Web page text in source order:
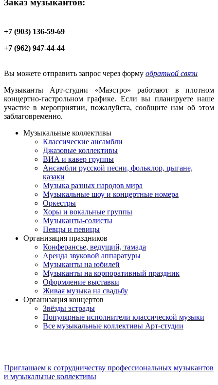
+7 (903) 136-59-69
+7 (962) 947-44-44
Вы можете отправить запрос через форму обратной связи
Музыканты Арт-студии «Маэстро» работают в плотном
концертно-гастрольном графике. Если вы планируете наше
участие в мероприятии, пожалуйста, сообщите нам об этом
заблаговременно.
Музыкальные коллективы
Классические ансамбли
Джазовые коллективы
ВИА и кавер группы
Ансамбли русской песни, фольклор, цыгане,
казаки
Музыка разных народов мира
Музыкальные шоу и концертные номера
Оркестры
Хоры и вокальные группы
Музыканты-солисты
Певцы и певицы
Организация праздников
Конферансье, ведущий, тамада
Аренда звуковой аппаратуры
Музыканты на юбилей
Музыканты на корпоративный праздник
Оформление выставки
Живая музыка на свадьбу
Организация концертов
Звёзды эстрады
Популярные исполнители классической музыки
Все музыкальные коллективы Арт-студии
Приглашаем к сотрудничеству профессиональных музыкантов
и музыкальные коллективы